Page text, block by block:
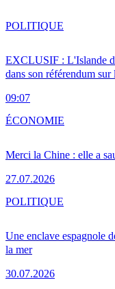
EXCLUSIF : L'Islande
dans son référendum sur
09:07
POLITIQUE
Merci la Chine : elle a
27.07.2026
ÉCONOMIE
Une enclave espagnole
la mer
30.07.2026
POLITIQUE